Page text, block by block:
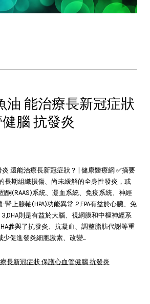
油 能治療長新冠症狀
腦 抗發炎
還能治療長新冠症狀？ | 健康醫療網 ✅摘要
長期組織損傷、尚未緩解的全身性發炎，或
酮(RAAS)系統、凝血系統、免疫系統、神經
上腺軸(HPA)功能異常 2,EPA有益於心臟、免
則是有益於大腦、視網膜和中樞神經系
參與了抗發炎、抗凝血、調整脂肪代謝等重
少促進發炎細胞激素、改變...